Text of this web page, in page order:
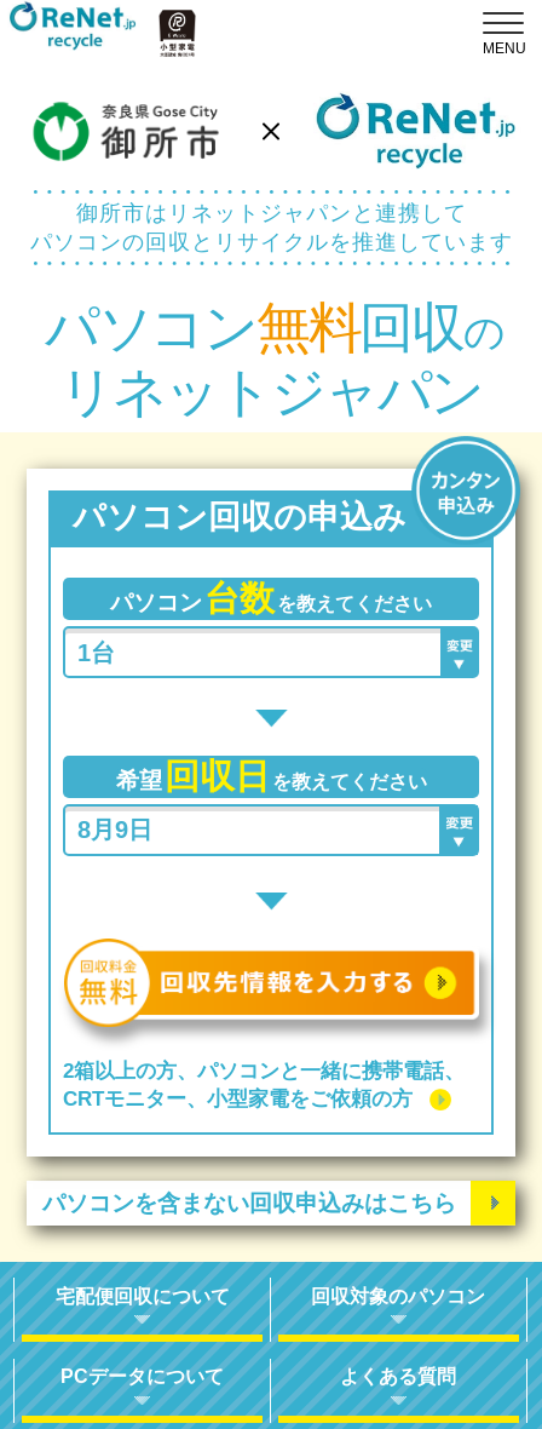
御所市はリネットジャパンと連携して
パソコンの回収とリサイクルを推進しています
パソコン無料回収の
リネットジャパン
パソコン回収の申込み
パソコン 台数を教えてください
希望 回収日 を教えてください
2箱以上の方、パソコンと一緒に携帯電話、
CRTモニター、小型家電をご依頼の方
パソコンを含まない回収申込みはこちら
宅配便回収について 回収対象のパソコン
PCデータについて よくある質問